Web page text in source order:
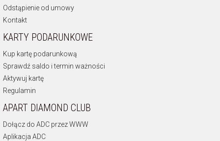
Odstąpienie od umowy
Kontakt
KARTY PODARUNKOWE
Kup kartę podarunkową
Sprawdź saldo i termin ważności
Aktywuj kartę
Regulamin
APART DIAMOND CLUB
Dołącz do ADC przez WWW
Aplikacja ADC